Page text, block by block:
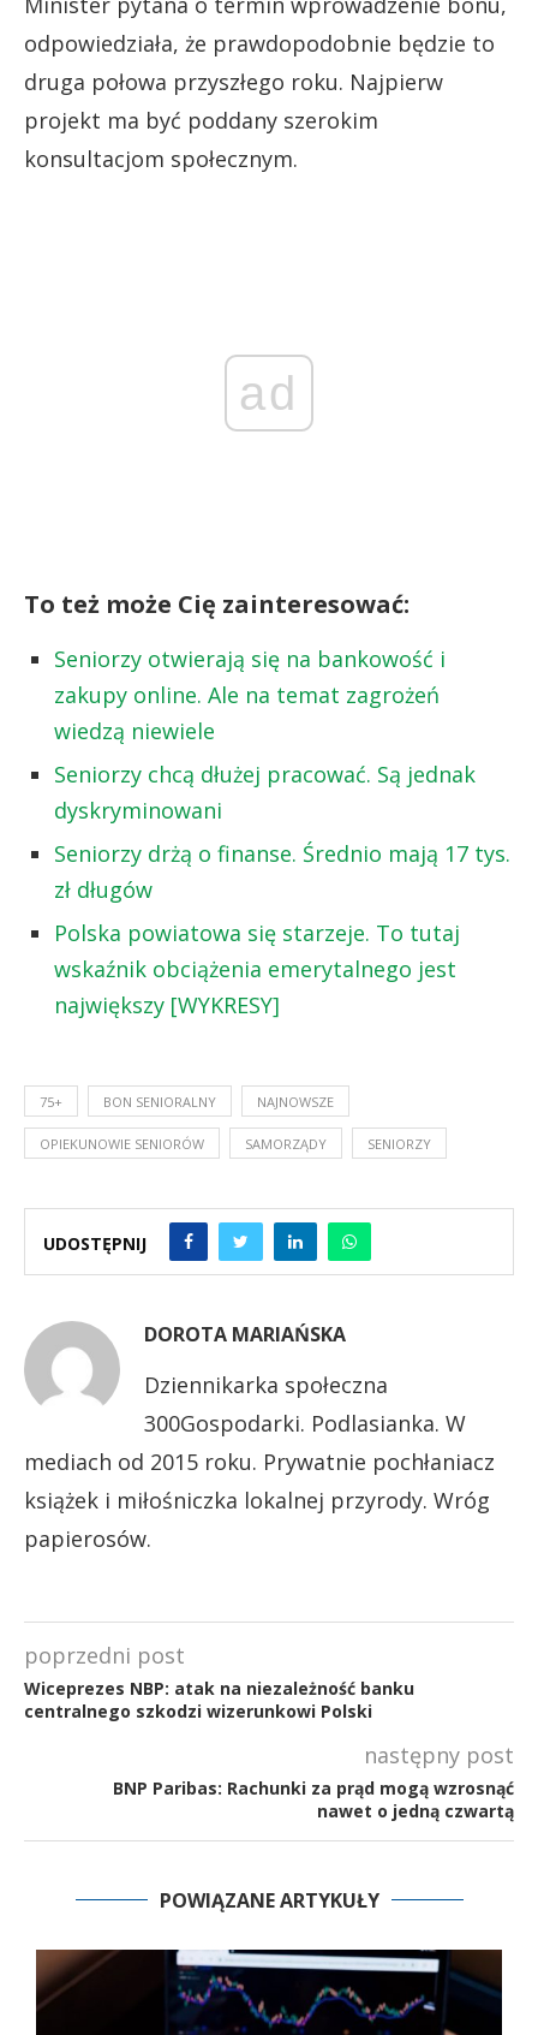
odpowiedziała, że prawdopodobnie będzie to
druga połowa przyszłego roku. Najpierw
projekt ma być poddany szerokim
konsultacjom społecznym.
ad
To też może Cię zainteresować:
Seniorzy otwierają się na bankowość i
zakupy online. Ale na temat zagrożeń
wiedzą niewiele
Seniorzy chcą dłużej pracować. Są jednak
dyskryminowani
Seniorzy drżą o finanse. Średnio mają 17 tys.
zł długów
Polska powiatowa się starzeje. To tutaj
wskaźnik obciążenia emerytalnego jest
największy [WYKRESY]
75+ BON SENIORALNY NAJNOWSZE
OPIEKUNOWIE SENIORÓW SAMORZĄDY SENIORZY
UDOSTĘPNIJ
DOROTA MARIAŃSKA
Dziennikarka społeczna
300Gospodarki. Podlasianka. W
mediach od 2015 roku. Prywatnie pochłaniacz
książek i miłośniczka lokalnej przyrody. Wróg
papierosów.
poprzedni post
Wiceprezes NBP: atak na niezależność banku
centralnego szkodzi wizerunkowi Polski
następny post
BNP Paribas: Rachunki za prąd mogą wzrosnąć
nawet o jedną czwartą
POWIĄZANE ARTYKUŁY